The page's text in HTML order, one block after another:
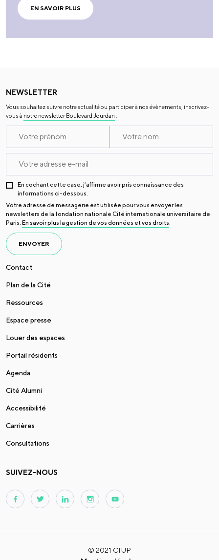
EN SAVOIR PLUS
NEWSLETTER
Vous souhaitez suivre notre actualité ou participer à nos évènements, inscrivez-
vous à notre newsletter Boulevard Jourdan :
En cochant cette case, j’affirme avoir pris connaissance des
informations ci-dessous.
Votre adresse de messagerie est utilisée pour vous envoyer les
newsletters de la fondation nationale Cité internationale universitaire de
Paris. En savoir plus la gestion de vos données et vos droits.
ENVOYER
Contact
Plan de la Cité
Ressources
Espace presse
Louer des espaces
Portail résidents
Agenda
Cité Alumni
Accessibilité
Carrières
Consultations
SUIVEZ-NOUS
© 2021 CIUP